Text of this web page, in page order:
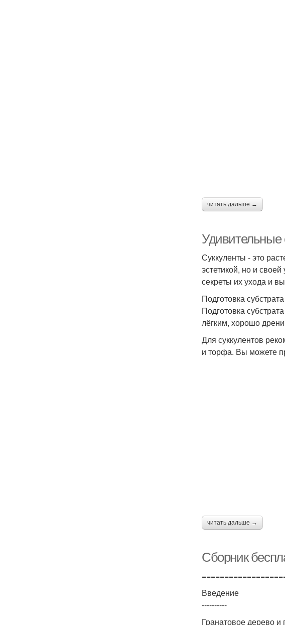
читать дальше →
Удивительные
Суккуленты - это
эстетикой, но и
секреты их ухода и
Подготовка субстрата
Подготовка
лёгким, хорошо
Для суккулентов
и торфа. Вы можете
читать дальше →
Сборник
Введение
----------
Гранатовое дерево